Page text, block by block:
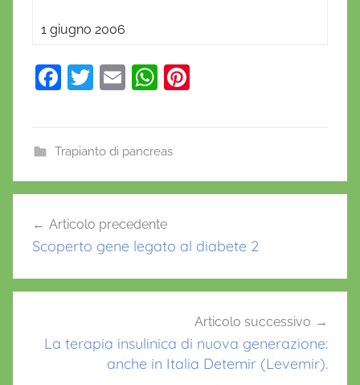
1 giugno 2006
F
e
b
o
k
T
er
E
l
W
s
A
p
st
Trapianto di pancreas
articoli
Articolo precedente
Scoperto gene legato al diabete 2
Articolo successivo
La terapia insulinica di nuova generazione:
anche in Italia Detemir (Levemir).